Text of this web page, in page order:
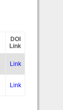
DOI
Link
Link
Link